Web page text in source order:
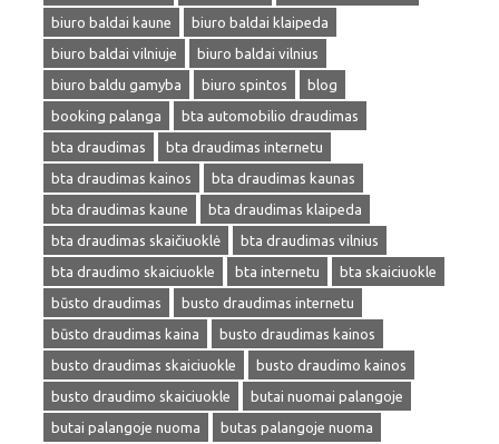
biuro baldai kaune
biuro baldai klaipeda
biuro baldai vilniuje
biuro baldai vilnius
biuro baldu gamyba
biuro spintos
blog
booking palanga
bta automobilio draudimas
bta draudimas
bta draudimas internetu
bta draudimas kainos
bta draudimas kaunas
bta draudimas kaune
bta draudimas klaipeda
bta draudimas skaičiuoklė
bta draudimas vilnius
bta draudimo skaiciuokle
bta internetu
bta skaiciuokle
būsto draudimas
busto draudimas internetu
būsto draudimas kaina
busto draudimas kainos
busto draudimas skaiciuokle
busto draudimo kainos
busto draudimo skaiciuokle
butai nuomai palangoje
butai palangoje nuoma
butas palangoje nuoma